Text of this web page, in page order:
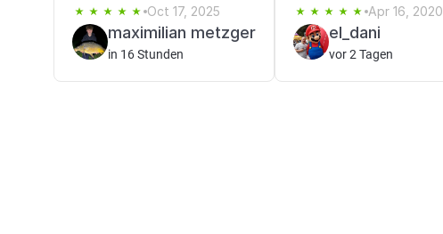
Oct 17, 2025
maximilian metzger
in 16 Stunden
Apr 16, 2020
el_dani
vor 2 Tagen